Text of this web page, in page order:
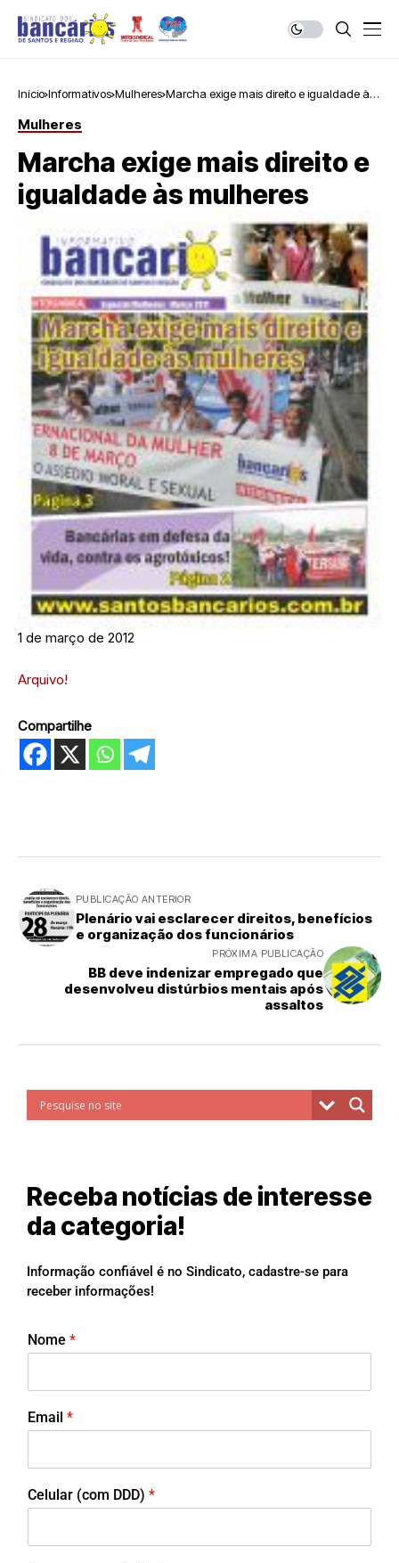
Início Informativos Mulheres Marcha exige mais direito e igualdade às
Mulheres
Marcha exige mais direito e
igualdade às mulheres
1 de março de 2012
Arquivo!
Compartilhe
PUBLICAÇÃO ANTERIOR
Plenário vai esclarecer direitos, benefícios
e organização dos funcionários
PRÓXIMA PUBLICAÇÃO
BB deve indenizar empregado que
desenvolveu distúrbios mentais após
assaltos
Receba notícias de interesse
da categoria!
Informação confiável é no Sindicato, cadastre-se para
receber informações!
Nome *
Email *
Celular (com DDD) *